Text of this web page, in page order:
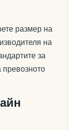
размер на
на
за
превозното